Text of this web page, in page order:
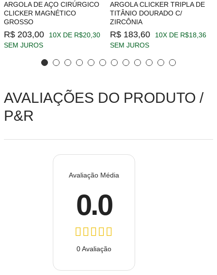
ARGOLA DE AÇO CIRÚRGICO
CLICKER MAGNÉTICO
GROSSO
R$ 203,00
10X DE R$20,30
SEM JUROS
ARGOLA CLICKER TRIPLA DE
TITÂNIO DOURADO C/
ZIRCÔNIA
R$ 183,60
10X DE R$18,36
SEM JUROS
AVALIAÇÕES DO PRODUTO /
P&R
Avaliação Média
0.0
0 Avaliação